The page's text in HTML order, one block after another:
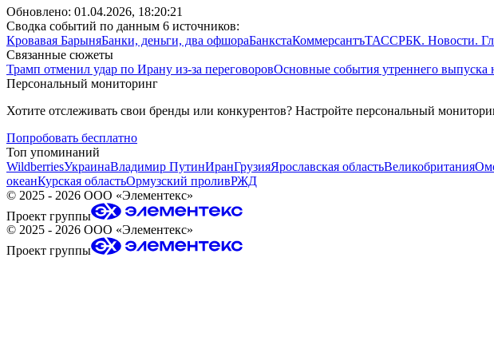
Обновлено: 01.04.2026, 18:20:21
Сводка событий по данным 6 источников:
Кровавая БарыняБанки, деньги, два офшораБанкстаКоммерсантъТАССРБК. Новости.
Связанные сюжеты
Трамп отменил удар по Ирану из-за переговоровОсновные события утреннего выпуска
Персональный мониторинг
Хотите отслеживать свои бренды или конкурентов? Настройте персональный
Попробовать бесплатно
Топ упоминаний
WildberriesУкраинаВладимир ПутинИранГрузияЯрославская областьВеликобритания
океанКурская областьОрмузский проливРЖД
© 2025 - 2026 ООО «Элементекс»
Проект группы
© 2025 - 2026 ООО «Элементекс»
Проект группы